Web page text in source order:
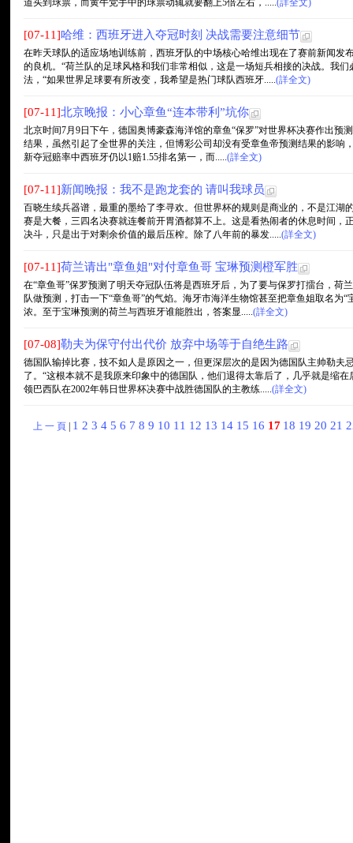
道买到球票，而黄牛党手中的球票动辄就要翻上5倍左右，.....(詳全文)
[07-11]哈维：西班牙进入夺冠时刻 决战需要注意细节
在昨天球队的适应场地训练前，西班牙队的中场核心哈维出现在了赛前新闻发
的良机。“荷兰队的足球风格和我们非常相似，这是一场短兵相接的决战。我
法，“如果世界足球要有所改变，我希望是热门球队西班牙.....(詳全文)
[07-11]北京晚报：小心章鱼“连本带利”坑你
北京时间7月9日下午，德国奥博豪森海洋馆的章鱼“保罗”对世界杯决赛作出预
结果，虽然引起了全世界的关注，但博彩公司却没有受章鱼帝预测结果的影响
新夺冠赔率中西班牙仍以1赔1.55排名第一，而.....(詳全文)
[07-11]新闻晚报：我不是跑龙套的 请叫我球员
百晓生续兵器谱，最重的墨给了李寻欢。但世界杯的规则是商业的，不是江湖
赛是大餐，三四名决赛就连餐前开胃酒都算不上。这是看热闹者的休息时间，
决斗，只是出于对剩余价值的最后压榨。除了八年前的暴发.....(詳全文)
[07-11]荷兰请出"章鱼姐"对付章鱼哥 宝琳预测橙军胜
在“章鱼哥”保罗预测了明天夺冠队伍将是西班牙后，为了要与保罗打擂台，荷
队做预测，打击一下“章鱼哥”的气焰。海牙市海洋生物馆甚至把章鱼姐取名为
浓。至于宝琳预测的荷兰与西班牙谁能胜出，答案显.....(詳全文)
[07-08]勒夫为保守付出代价 放弃中场等于自绝生路
德国队输掉比赛，技不如人是原因之一，但更深层次的是因为德国队主帅勒夫
了。“这根本就不是我原来印象中的德国队，他们退得太靠后了，几乎就是缩
领巴西队在2002年韩日世界杯决赛中战胜德国队的主教练.....(詳全文)
上 一 頁| 1 2 3 4 5 6 7 8 9 10 11 12 13 14 15 16 17 18 19 20 21